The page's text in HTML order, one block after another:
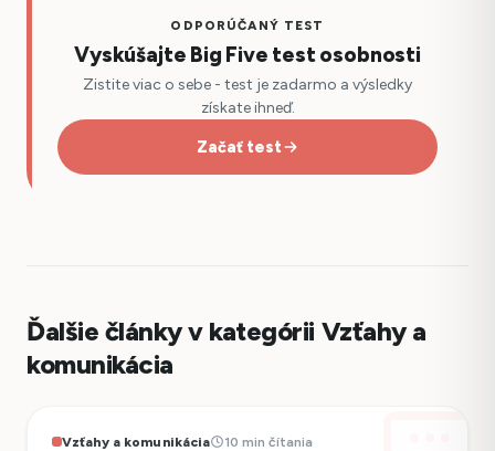
ODPORÚČANÝ TEST
Vyskúšajte Big Five test osobnosti
Zistite viac o sebe - test je zadarmo a výsledky
získate ihneď.
Začať test
Ďalšie články v kategórii Vzťahy a
komunikácia
Vzťahy a komunikácia 10 min čítania